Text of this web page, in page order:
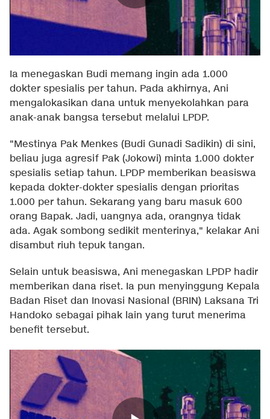
Ia menegaskan Budi memang ingin ada 1.000
dokter spesialis per tahun. Pada akhirnya, Ani
mengalokasikan dana untuk menyekolahkan para
anak-anak bangsa tersebut melalui LPDP.
"Mestinya Pak Menkes (Budi Gunadi Sadikin) di sini,
beliau juga agresif Pak (Jokowi) minta 1.000 dokter
spesialis setiap tahun. LPDP memberikan beasiswa
kepada dokter-dokter spesialis dengan prioritas
1.000 per tahun. Sekarang yang baru masuk 600
orang Bapak. Jadi, uangnya ada, orangnya tidak
ada. Agak sombong sedikit menterinya," kelakar Ani
disambut riuh tepuk tangan.
Selain untuk beasiswa, Ani menegaskan LPDP hadir
memberikan dana riset. Ia pun menyinggung Kepala
Badan Riset dan Inovasi Nasional (BRIN) Laksana Tri
Handoko sebagai pihak lain yang turut menerima
benefit tersebut.